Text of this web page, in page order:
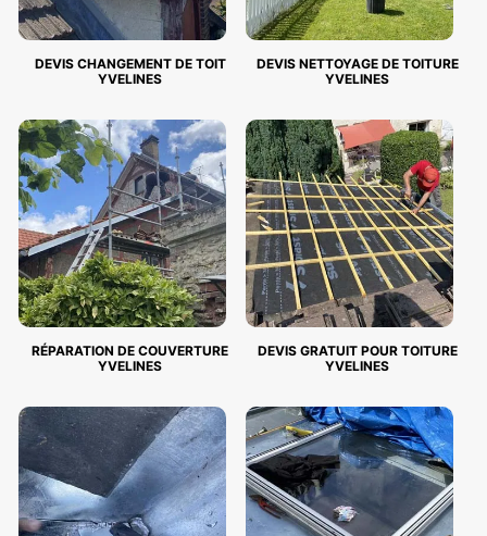
DEVIS CHANGEMENT DE TOIT
YVELINES
DEVIS NETTOYAGE DE TOITURE
YVELINES
RÉPARATION DE COUVERTURE
YVELINES
DEVIS GRATUIT POUR TOITURE
YVELINES